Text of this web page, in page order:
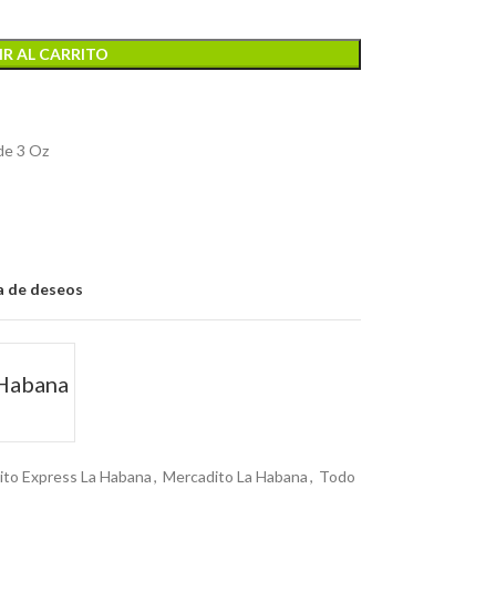
AL CARRITO
3 Oz
de deseos
Express La Habana, Mercadito La Habana, Todo